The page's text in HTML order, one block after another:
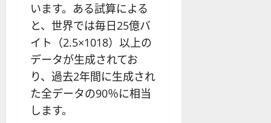
います。ある試算による
と、世界では毎日25億バ
イト（2.5×1018）以上の
データが生成されてお
り、過去2年間に生成され
た全データの90％に相当
します。